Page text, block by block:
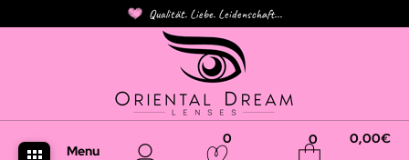
Qualität. Liebe. Leidenschaft...
Menu
0 0 0,00€